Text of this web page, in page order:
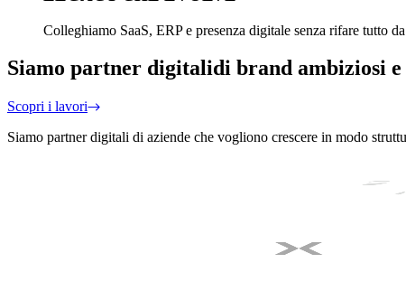
Colleghiamo SaaS, ERP e presenza digitale senza rifare tutto
Siamo partner digitalidi brand ambiziosi
Scopri i lavori
Siamo partner digitali di aziende che vogliono crescere in modo